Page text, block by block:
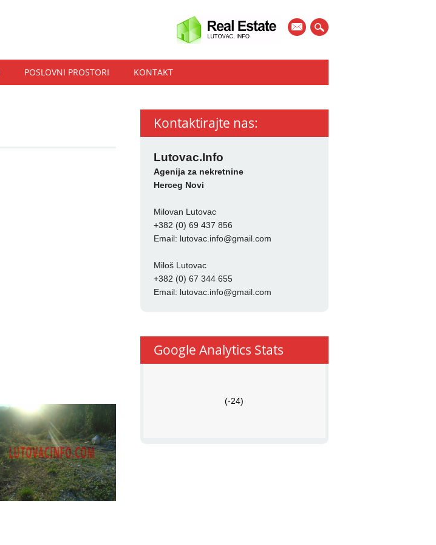
mail
POSLOVNI PROSTORI KONTAKT
Kontaktirajte nas:
Lutovac.Info
Agenija za nekretnine
Herceg Novi
Milovan Lutovac
+382 (0) 69 437 856
Email: lutovac.info@gmail.com
Miloš Lutovac
+382 (0) 67 344 655
Email: lutovac.info@gmail.com
Google Analytics Stats
(-24)